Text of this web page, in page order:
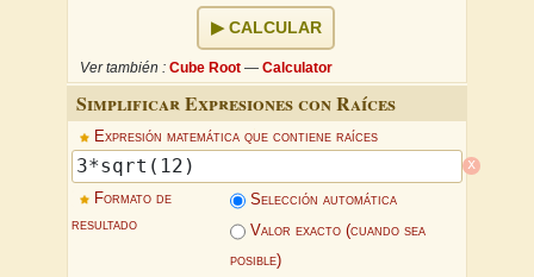
CALCULAR
Ver también : Cube Root —Calculator
Simplificar Expresiones con Raíces
Expresión matemática que contiene raíces
x
Formato de
resultado
Selección automática
Valor exacto (cuando sea
posible)